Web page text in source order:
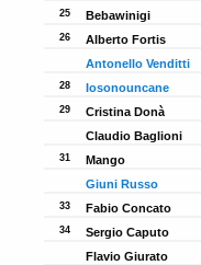
42
25
Bebawinigi
39
26
Alberto Fortis
Antonello Venditti
37
28
Iosonouncane
36
29
Cristina Donà
Claudio Baglioni
32
31
Mango
Giuni Russo
27
33
Fabio Concato
26
34
Sergio Caputo
Flavio Giurato